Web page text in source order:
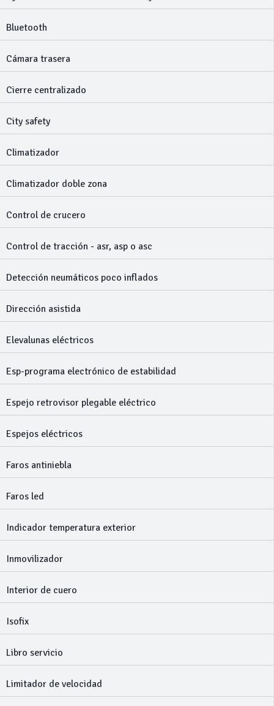
Bluetooth
Cámara trasera
Cierre centralizado
City safety
Climatizador
Climatizador doble zona
Control de crucero
Control de tracción - asr, asp o asc
Detección neumáticos poco inflados
Dirección asistida
Elevalunas eléctricos
Esp-programa electrónico de estabilidad
Espejo retrovisor plegable eléctrico
Espejos eléctricos
Faros antiniebla
Faros led
Indicador temperatura exterior
Inmovilizador
Interior de cuero
Isofix
Libro servicio
Limitador de velocidad